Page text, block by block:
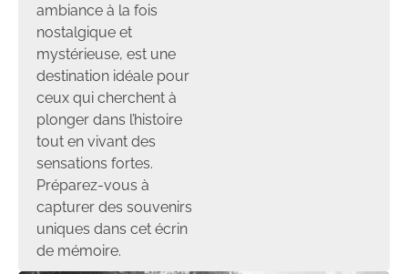
ambiance à la fois
nostalgique et
mystérieuse, est une
destination idéale pour
ceux qui cherchent à
plonger dans l’histoire
tout en vivant des
sensations fortes.
Préparez-vous à
capturer des souvenirs
uniques dans cet écrin
de mémoire.